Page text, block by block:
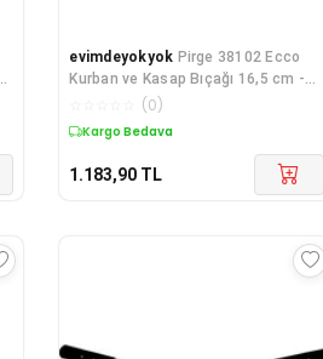
evimdeyokyok Pirge 38102 Ecco
Kurban ve Kasap Bıçağı 16,5 cm -
No:2, Siyah Tdr
(0)
Kargo Bedava
1.183,90 TL